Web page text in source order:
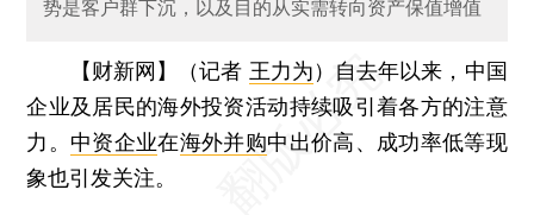
势是客户群下沉，以及目的从实需转向资产保值增值
【财新网】（记者 王力为） 自去年以来，中国
企业及居民的海外投资活动持续吸引着各方的注意
力。 中资企业在海外并购中出价高、成功率低等现
象也引发关注。